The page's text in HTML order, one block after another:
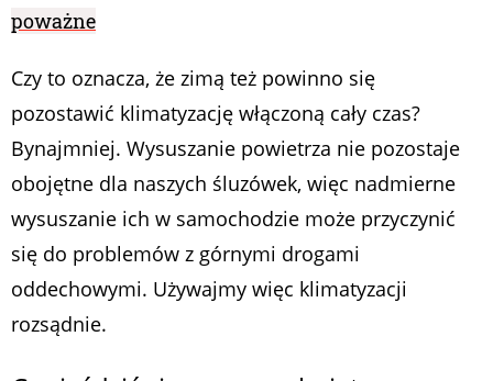
poważne
Czy to oznacza, że zimą też powinno się
pozostawić klimatyzację włączoną cały czas?
Bynajmniej. Wysuszanie powietrza nie pozostaje
obojętne dla naszych śluzówek, więc nadmierne
wysuszanie ich w samochodzie może przyczynić
się do problemów z górnymi drogami
oddechowymi. Używajmy więc klimatyzacji
rozsądnie.